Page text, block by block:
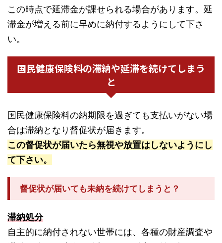
この時点で延滞金が課せられる場合があります。延
滞金が増える前に早めに納付するようにして下さ
い。
国民健康保険料の滞納や延滞を続けてしまう
と
国民健康保険料の納期限を過ぎても支払いがない場
合は滞納となり督促状が届きます。
この督促状が届いたら無視や放置はしないようにし
て下さい。
督促状が届いても未納を続けてしまうと？
滞納処分
自主的に納付されない世帯には、各種の財産調査や